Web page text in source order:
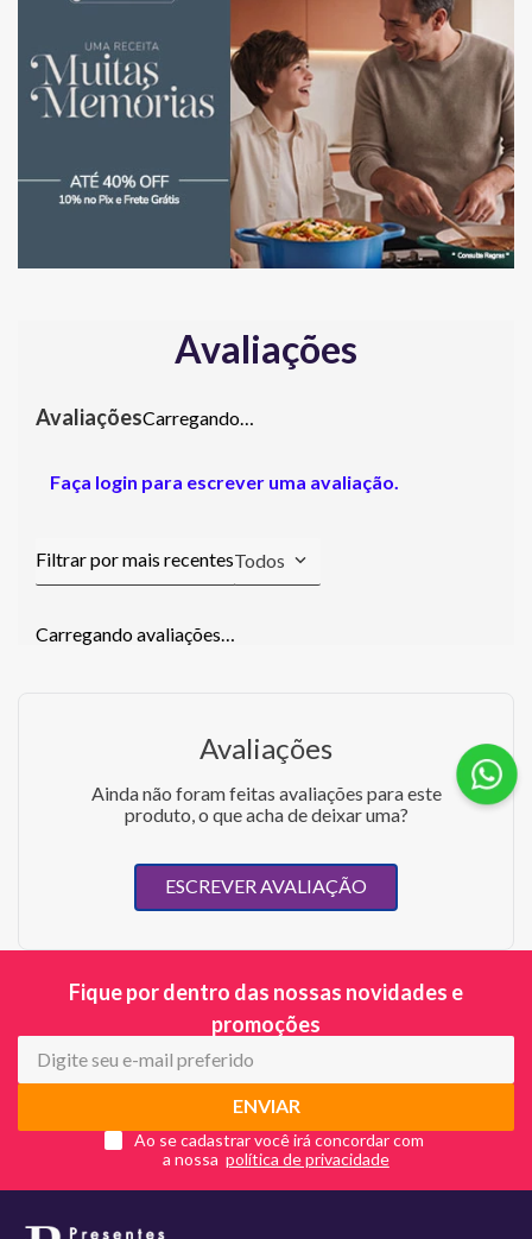
Avaliações
Carregando…
Faça login para escrever uma avaliação.
Todos
Carregando avaliações…
Avaliações
Ainda não foram feitas avaliações para este
produto, o que acha de deixar uma?
ESCREVER AVALIAÇÃO
Fique por dentro das nossas novidades e
promoções
ENVIAR
Ao se cadastrar você irá concordar com
a nossa